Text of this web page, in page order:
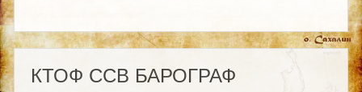
КТОФ ССВ БАРОГРАФ